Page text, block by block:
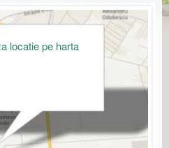
locatie pe harta